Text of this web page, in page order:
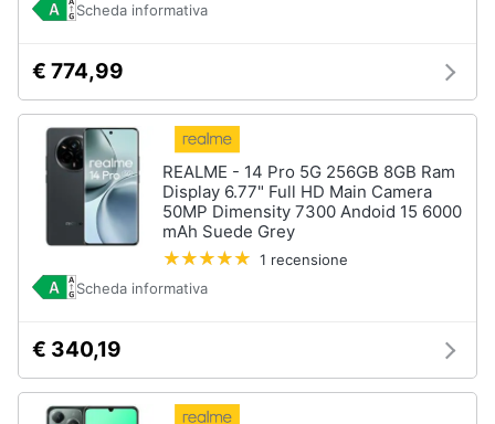
Scheda informativa
€ 774,99
REALME - 14 Pro 5G 256GB 8GB Ram
Display 6.77" Full HD Main Camera
50MP Dimensity 7300 Andoid 15 6000
mAh Suede Grey
1 recensione
Scheda informativa
€ 340,19